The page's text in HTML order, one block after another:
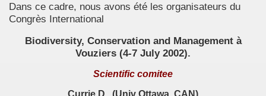
Dans ce cadre, nous avons été les organisateurs du
Congrès International
Biodiversity, Conservation and Management à
Vouziers (4-7 July 2002).
Scientific comitee
Currie D.
(Univ Ottawa, CAN)